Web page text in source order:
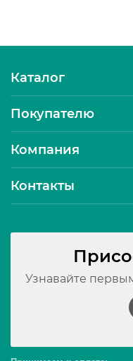
Каталог
Покупателю
Компания
Контакты
Узнавайте